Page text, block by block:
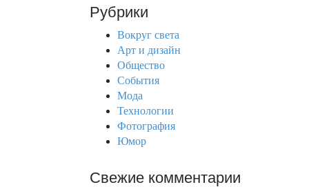
c
Рубрики
Вокруг света
Арт и дизайн
Общество
События
Мода
Технологии
Фотография
Юмор
Свежие комментарии